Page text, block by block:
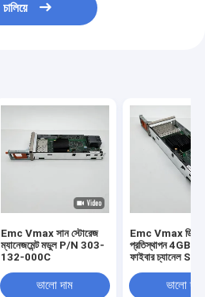
চালিয়ে
Emc Vmax সান স্টোরেজ
ম্যানেজমেন্ট মডুল P/N 303-
132-000C
ভালো দাম
Emc Vmax ডিস্ক
প্রতিস্থাপন 4GB 4
ফাইবার চ্যানেল Sfp
ভালো দাম